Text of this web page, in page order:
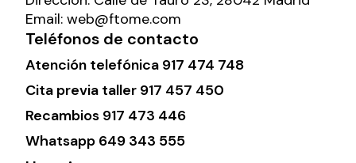
Email: web@ftome.com
Teléfonos de contacto
Atención telefónica 917 474 748
Cita previa taller 917 457 450
Recambios 917 473 446
Whatsapp 649 343 555